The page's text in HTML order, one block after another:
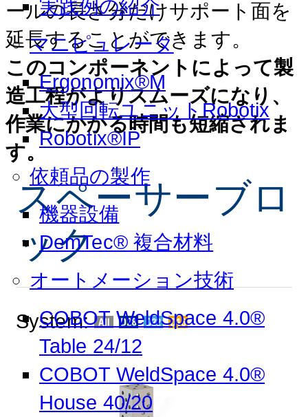
実践例の紹介
マニピュレータ
Ergonomix®M
大型回転ユニットRobotix
Robotix®IP
依頼品の製作
機器設備
DemTec® 複合材料
オートメーション技術
COBOT WeldSpace 4.0®
Table 24/12
COBOT WeldSpace 4.0®
House 40/20
ールの長さ分だけサポート面を
延長することができます。
このコンポーネントによって製
造工程がよりスムーズになり、
作業にかかる時間も短縮されま
す。
スペーサーブロ
ック
System: